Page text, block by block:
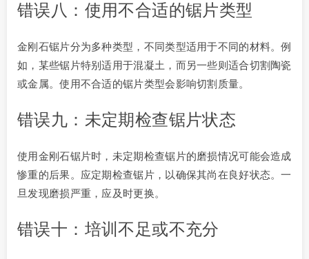
错误八：使用不合适的锯片类型
金刚石锯片分为多种类型，不同类型适用于不同的材料。例
如，某些锯片特别适用于混凝土，而另一些则适合切割陶瓷
或金属。使用不合适的锯片类型会影响切割质量。
错误九：未定期检查锯片状态
使用金刚石锯片时，未定期检查锯片的磨损情况可能会造成
惨重的后果。应定期检查锯片，以确保其尚在良好状态。一
旦发现磨损严重，应及时更换。
错误十：培训不足或不充分